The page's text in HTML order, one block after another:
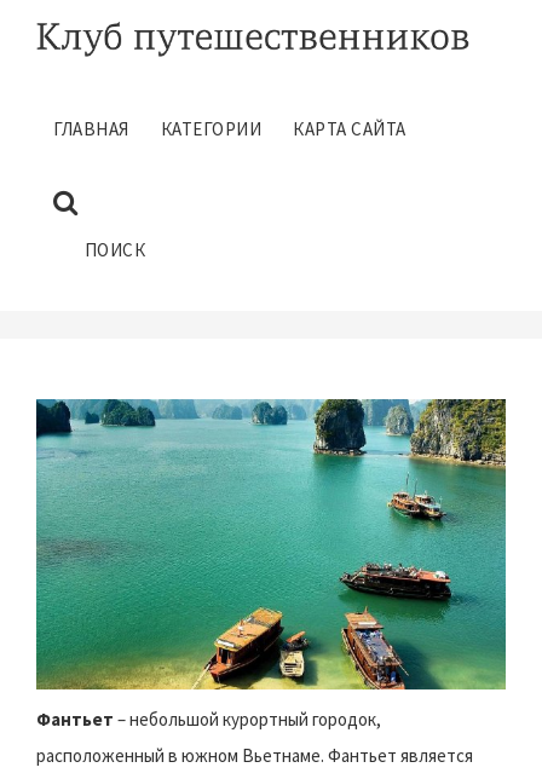
ГЛАВНАЯ КАТЕГОРИИ КАРТА САЙТА
ПОИСК
СОВЕТЫ ТУРИСТАМ ВО
Фантьет – небольшой курортный городок,
расположенный в южном Вьетнаме. Фантьет является